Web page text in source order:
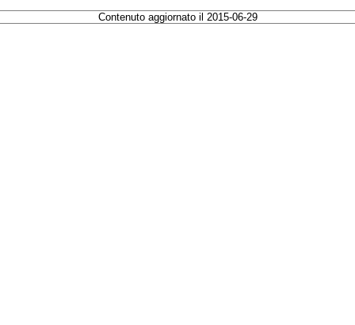
Contenuto aggiornato il 2015-06-29